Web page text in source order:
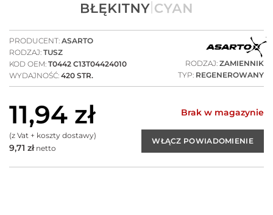
PRODUCENT: ASARTO
RODZAJ: TUSZ
KOD OEM: T0442 C13T04424010
WYDAJNOŚĆ: 420 STR.
RODZAJ: ZAMIENNIK
TYP: REGENEROWANY
11,94 zł
(z Vat + koszty dostawy)
9,71 złnetto
Brak w magazynie